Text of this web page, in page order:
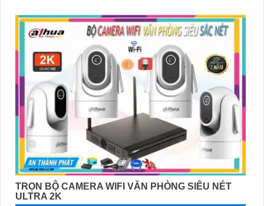
TRỌN BỘ CAMERA WIFI VĂN PHÒNG SIÊU NÉT
ULTRA 2K